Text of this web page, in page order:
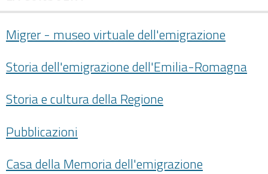
Migrer - museo virtuale dell'emigrazione
Storia dell'emigrazione dell'Emilia-Romagna
Storia e cultura della Regione
Pubblicazioni
Casa della Memoria dell'emigrazione